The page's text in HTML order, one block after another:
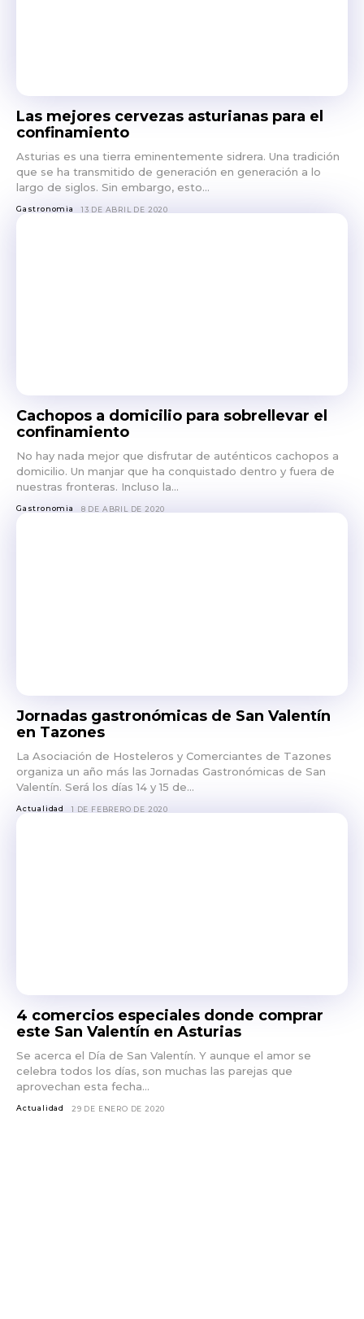
Las mejores cervezas asturianas para el
confinamiento
Asturias es una tierra eminentemente sidrera. Una tradición
que se ha transmitido de generación en generación a lo
largo de siglos. Sin embargo, esto...
Gastronomia 13 DE ABRIL DE 2020
Cachopos a domicilio para sobrellevar el
confinamiento
No hay nada mejor que disfrutar de auténticos cachopos a
domicilio. Un manjar que ha conquistado dentro y fuera de
nuestras fronteras. Incluso la...
Gastronomia 8 DE ABRIL DE 2020
Jornadas gastronómicas de San Valentín
en Tazones
La Asociación de Hosteleros y Comerciantes de Tazones
organiza un año más las Jornadas Gastronómicas de San
Valentín. Será los días 14 y 15 de...
Actualidad 1 DE FEBRERO DE 2020
4 comercios especiales donde comprar
este San Valentín en Asturias
Se acerca el Día de San Valentín. Y aunque el amor se
celebra todos los días, son muchas las parejas que
aprovechan esta fecha...
Actualidad 29 DE ENERO DE 2020